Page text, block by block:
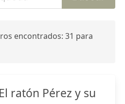
encontrados: 31 para
El ratón Pérez y su